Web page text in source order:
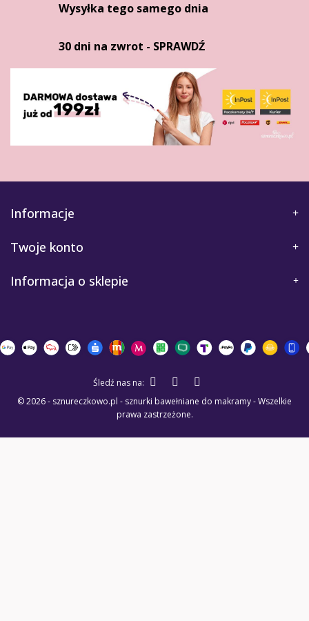
Wysyłka tego samego dnia
30 dni na zwrot - SPRAWDŹ
Informacje
Twoje konto
Informacja o sklepie
© 2026 - sznureczkowo.pl - sznurki bawełniane do makramy - Wszelkie
prawa zastrzeżone.
Śledź nas na: